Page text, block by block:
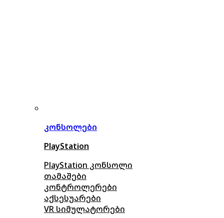
კონსოლები
PlayStation
PlayStation კონსოლი
თამაშები
კონტროლერები
აქსესუარები
VR სიმულატორები